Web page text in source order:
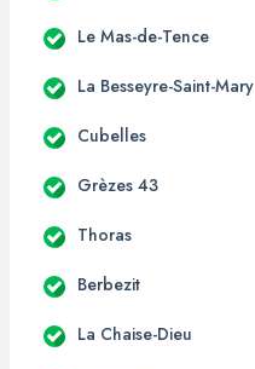
Le Mas-de-Tence
La Besseyre-Saint-Mary
Cubelles
Grèzes 43
Thoras
Berbezit
La Chaise-Dieu